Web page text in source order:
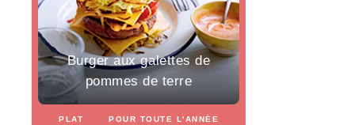
Burger aux galettes de
pommes de terre
PLAT POUR TOUTE L'ANNÉE